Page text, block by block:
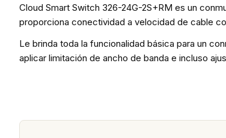
Cloud Smart Switch 326-24G-2S+RM es un
proporciona conectividad a velocidad de cable
Le brinda toda la funcionalidad básica para un
aplicar limitación de ancho de banda e incluso